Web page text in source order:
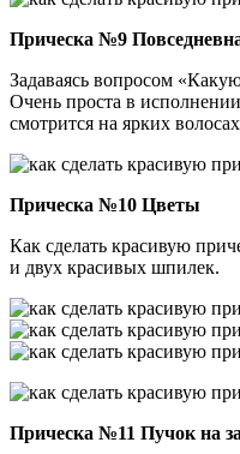
Прическа №9
Задаваясь вопросом
Очень проста в
смотрится на ярких
Прическа №10 Цветы
Как сделать красивую
и двух красивых шпилек.
Прическа №11 Пучок на